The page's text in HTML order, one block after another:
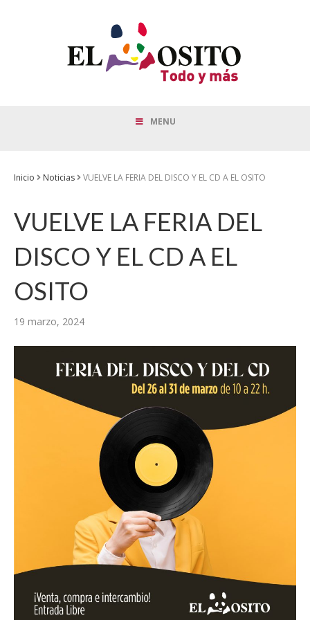
MENU
Inicio Noticias VUELVE LA FERIA DEL DISCO Y EL CD A EL OSITO
VUELVE LA FERIA DEL
DISCO Y EL CD A EL
OSITO
19 marzo, 2024